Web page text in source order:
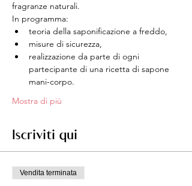
fragranze naturali.
In programma:
teoria della saponificazione a freddo,
misure di sicurezza,
realizzazione da parte di ogni
partecipante di una ricetta di sapone
mani-corpo.
Mostra di più
Iscriviti qui
Vendita terminata